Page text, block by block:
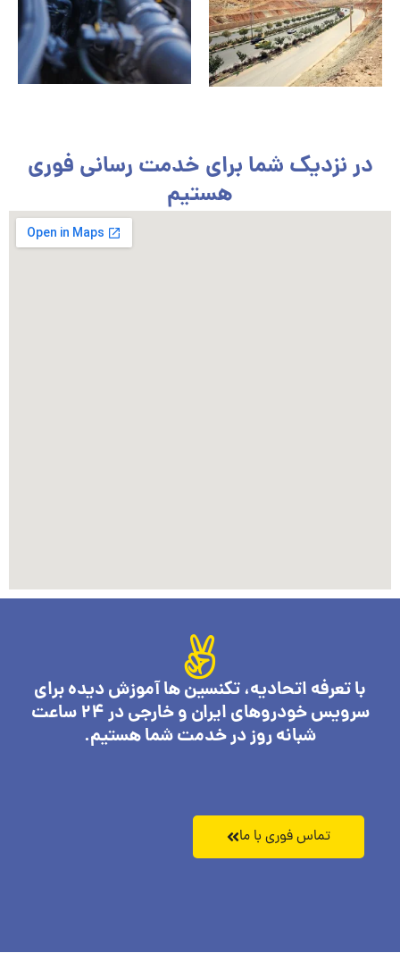
در نزدیک شما برای خدمت رسانی فوری
هستیم
با تعرفه اتحادیه، تکنسین ها آموزش دیده برای
سرویس خودروهای ایران و خارجی در 24 ساعت
شبانه روز در خدمت شما هستیم.
تماس فوری با ما